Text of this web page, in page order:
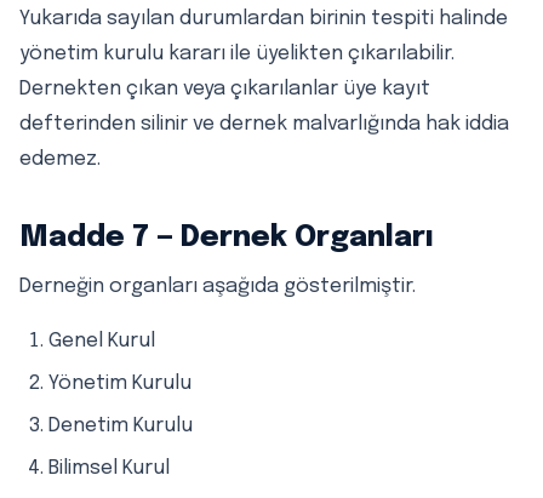
Yukarıda sayılan durumlardan birinin tespiti halinde
yönetim kurulu kararı ile üyelikten çıkarılabilir.
Dernekten çıkan veya çıkarılanlar üye kayıt
defterinden silinir ve dernek malvarlığında hak iddia
edemez.
Madde 7 — Dernek Organları
Derneğin organları aşağıda gösterilmiştir.
Genel Kurul
Yönetim Kurulu
Denetim Kurulu
Bilimsel Kurul